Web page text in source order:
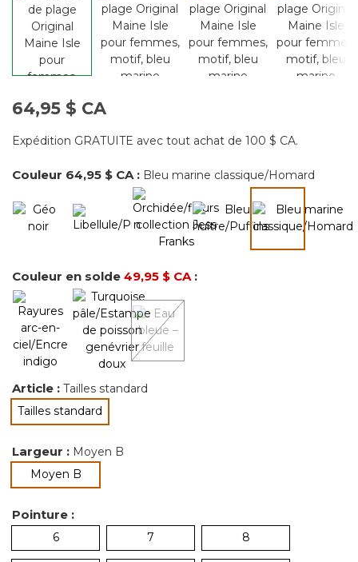
64,95 $ CA
Expédition GRATUITE avec tout achat de 100 $ CA.
Couleur 64,95 $ CA : Bleu marine classique/Homard
Couleur en solde 49,95 $ CA :
Article : Tailles standard
Tailles standard
sélectionné
Largeur : Moyen B
Moyen Bsélectionné
Pointure :
6 7 8